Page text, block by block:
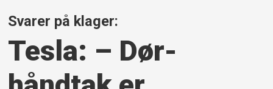
Svarer på klager:
Tesla: – Dør­